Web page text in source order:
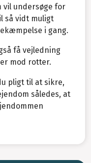
vil undersøge for
så vidt muligt
i gang.
få vejledning
mod rotter.
pligt til at sikre,
således, at